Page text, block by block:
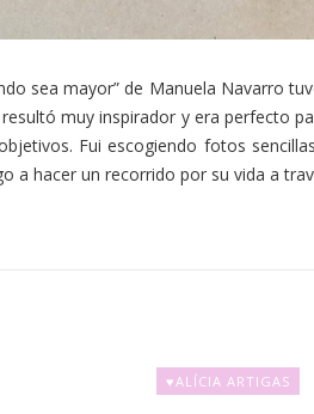
sea mayor” de Manuela Navarro
muy inspirador y era perfecto
Fui escogiendo fotos
a hacer un recorrido por su vida a
♥ALÍCIA ARTIGAS